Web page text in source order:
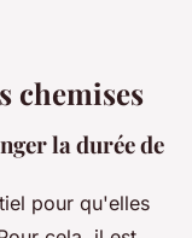
chemises
la durée de
pour qu'elles